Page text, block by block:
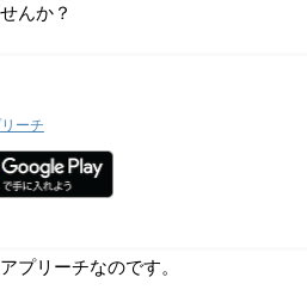
んか？
ーチ
プリーチなのです。